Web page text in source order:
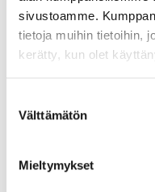
sivustoamme.
tietoja muihin tietoihin,
kerätty, kun olet
valinta
Välttämätön
Mieltymykset
Jaa tapahtuma:
Facebook